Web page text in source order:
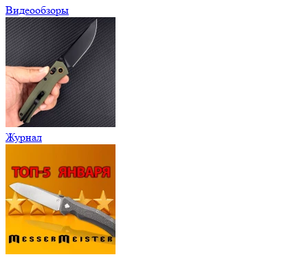
Видеообзоры
Журнал